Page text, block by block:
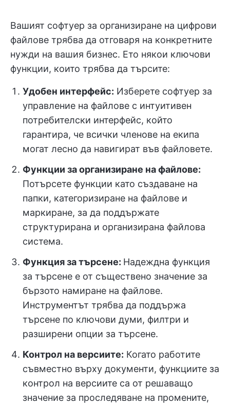
Вашият софтуер за организиране на цифрови
файлове трябва да отговаря на конкретните
нужди на вашия бизнес. Ето някои ключови
функции, които трябва да търсите:
Удобен интерфейс: Изберете софтуер за
управление на файлове с интуитивен
потребителски интерфейс, който
гарантира, че всички членове на екипа
могат лесно да навигират във файловете.
Функции за организиране на файлове:
Потърсете функции като създаване на
папки, категоризиране на файлове и
маркиране, за да поддържате
структурирана и организирана файлова
система.
Функция за търсене: Надеждна функция
за търсене е от съществено значение за
бързото намиране на файлове.
Инструментът трябва да поддържа
търсене по ключови думи, филтри и
разширени опции за търсене.
Контрол на версиите: Когато работите
съвместно върху документи, функциите за
контрол на версиите са от решаващо
значение за проследяване на промените,